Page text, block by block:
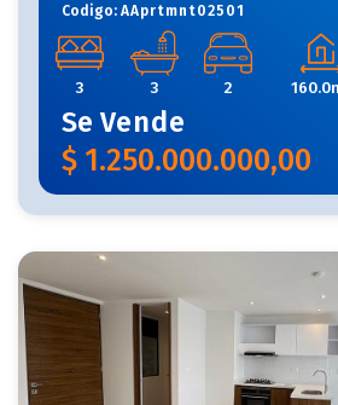
Codigo: AAprtmnt02501
3 3 2
Se Vende
$ 1.250.000.000,00